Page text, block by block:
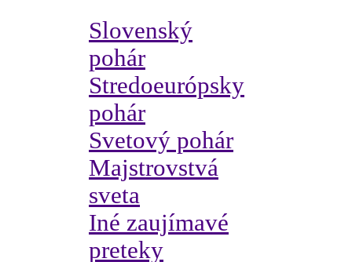
Slovenský
pohár
Stredoeurópsky
pohár
Svetový pohár
Majstrovstvá
sveta
Iné zaujímavé
preteky